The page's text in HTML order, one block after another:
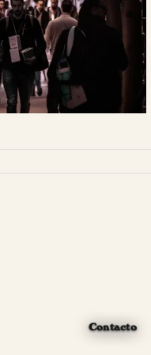
Contacto